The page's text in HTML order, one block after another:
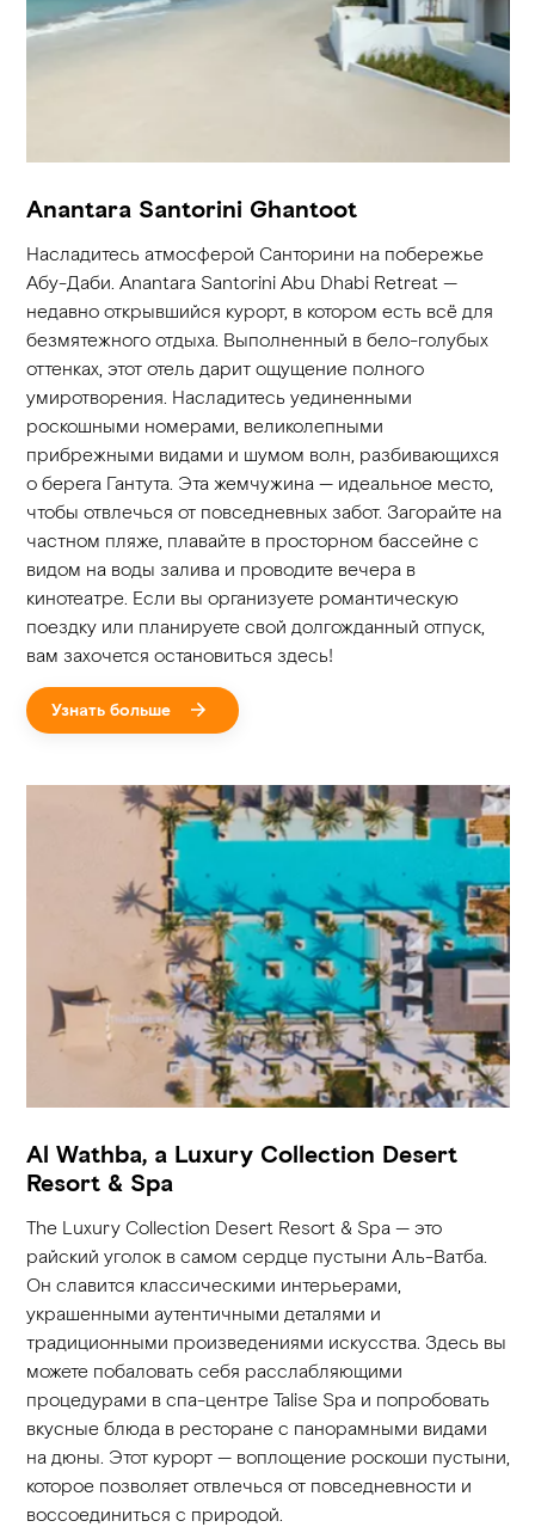
Anantara Santorini Ghantoot
Насладитесь атмосферой Санторини на побережье
Абу-Даби. Anantara Santorini Abu Dhabi Retreat —
недавно открывшийся курорт, в котором есть всё для
безмятежного отдыха. Выполненный в бело-голубых
оттенках, этот отель дарит ощущение полного
умиротворения. Насладитесь уединенными
роскошными номерами, великолепными
прибрежными видами и шумом волн, разбивающихся
о берега Гантута. Эта жемчужина — идеальное место,
чтобы отвлечься от повседневных забот. Загорайте на
частном пляже, плавайте в просторном бассейне с
видом на воды залива и проводите вечера в
кинотеатре. Если вы организуете романтическую
поездку или планируете свой долгожданный отпуск,
вам захочется остановиться здесь!
Узнать больше
Al Wathba, a Luxury Collection Desert
Resort & Spa
The Luxury Collection Desert Resort & Spa — это
райский уголок в самом сердце пустыни Аль-Ватба.
Он славится классическими интерьерами,
украшенными аутентичными деталями и
традиционными произведениями искусства. Здесь вы
можете побаловать себя расслабляющими
процедурами в спа-центре Talise Spa и попробовать
вкусные блюда в ресторане с панорамными видами
на дюны. Этот курорт — воплощение роскоши пустыни,
которое позволяет отвлечься от повседневности и
воссоединиться с природой.